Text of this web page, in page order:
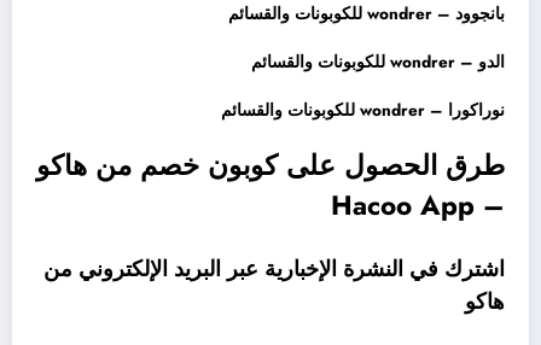
بانجوود – wondrer للكوبونات والقسائم
الدو – wondrer للكوبونات والقسائم
نوراكورا – wondrer للكوبونات والقسائم
طرق الحصول على كوبون خصم من هاكو
– Hacoo App
اشترك في النشرة الإخبارية عبر البريد الإلكتروني من
هاكو